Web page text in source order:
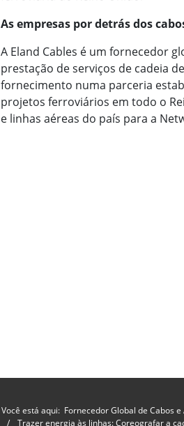
As empresas por detrás dos
A Eland Cables é um fornecedor
prestação de serviços de cadeia
fornecimento numa parceria
projetos ferroviários em todo o
e linhas aéreas do país para a
Você está aqui: Fornecedor Global de Cabos
Trazer energia às linhas: Coreografar a